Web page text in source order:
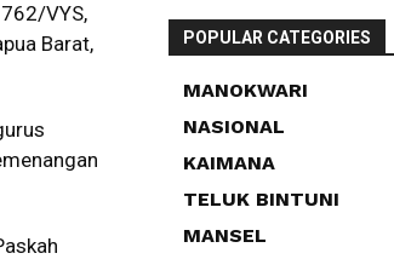
VYS,
Barat,
POPULAR CATEGORIES
MANOKWARI
NASIONAL
KAIMANA
TELUK BINTUNI
MANSEL